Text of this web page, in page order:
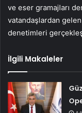
ve eser gramajları
vatandaşlardan
denetimleri
İlgili Makaleler